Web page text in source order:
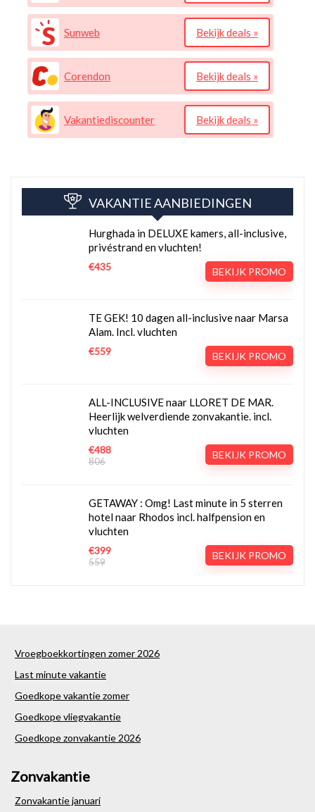
Sunweb Bekijk deals »
Corendon Bekijk deals »
Vakantiediscounter Bekijk deals »
VAKANTIE AANBIEDINGEN
Hurghada in DELUXE kamers, all-inclusive,
privéstrand en vluchten!
€435 BEKIJK PROMO
TE GEK! 10 dagen all-inclusive naar Marsa
Alam. Incl. vluchten
€559 BEKIJK PROMO
ALL-INCLUSIVE naar LLORET DE MAR.
Heerlijk welverdiende zonvakantie. incl.
vluchten
€488
806
BEKIJK PROMO
GETAWAY : Omg! Last minute in 5 sterren
hotel naar Rhodos incl. halfpension en
vluchten
€399
559
BEKIJK PROMO
Vroegboekkortingen zomer 2026
Last minute vakantie
Goedkope vakantie zomer
Goedkope vliegvakantie
Goedkope zonvakantie 2026
Zonvakantie
Zonvakantie januari